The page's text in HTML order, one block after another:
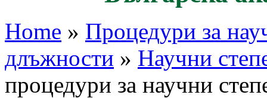
Home » Процедури за
длъжности » Научни
процедури за научни